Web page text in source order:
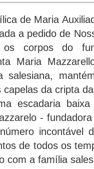
de Maria
a pedido de
corpos do
Maria
salesiana,
capelas da cripta
escadaria
-
incontável
de todos os
com a família